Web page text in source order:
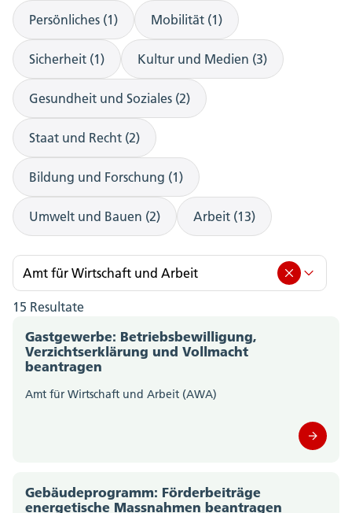
Persönliches (1) Mobilität (1)
Sicherheit (1) Kultur und Medien (3)
Gesundheit und Soziales (2)
Staat und Recht (2)
Bildung und Forschung (1)
Umwelt und Bauen (2) Arbeit (13)
Amt für Wirtschaft und Arbeit
Amt für Wirtschaft und Arbeit (15)
Amt für Berufsbildung, Mittel- und Hochschulen
(0)
15 Resultate
Gastgewerbe: Betriebsbewilligung,
Verzichtserklärung und Vollmacht
beantragen
Amt für Wirtschaft und Arbeit (AWA)
Gebäudeprogramm: Förderbeiträge
energetische Massnahmen beantragen